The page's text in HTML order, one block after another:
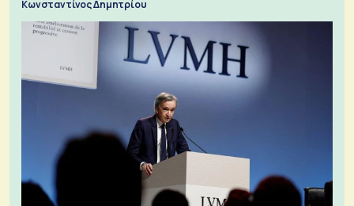
Κωνσταντίνος Δημητρίου